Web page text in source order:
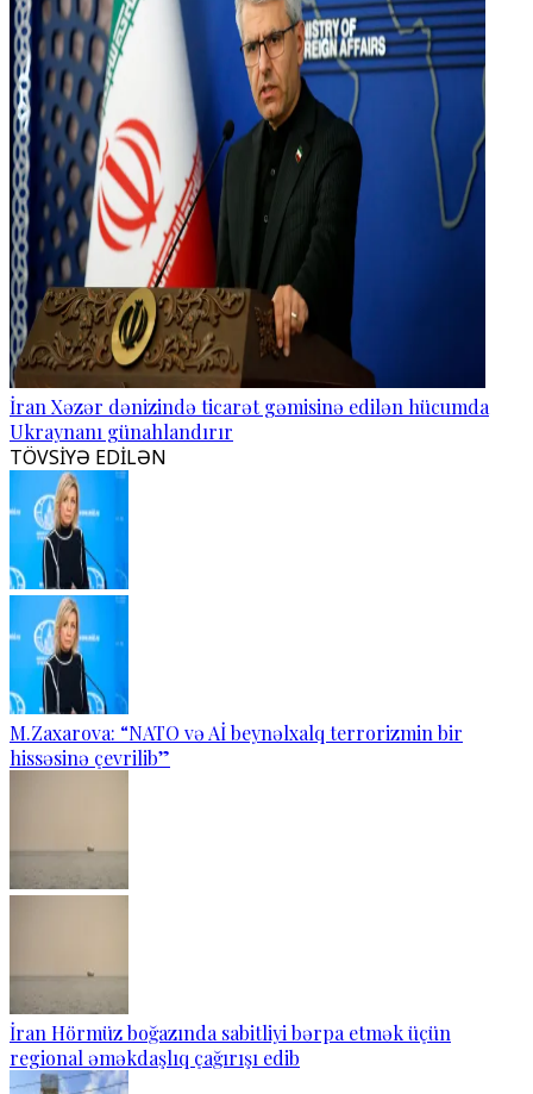
İran Xəzər dənizində ticarət gəmisinə edilən hücumda
Ukraynanı günahlandırır
TÖVSİYƏ EDİLƏN
M.Zaxarova: “NATO və Aİ beynəlxalq terrorizmin bir
hissəsinə çevrilib”
İran Hörmüz boğazında sabitliyi bərpa etmək üçün
regional əməkdaşlıq çağırışı edib